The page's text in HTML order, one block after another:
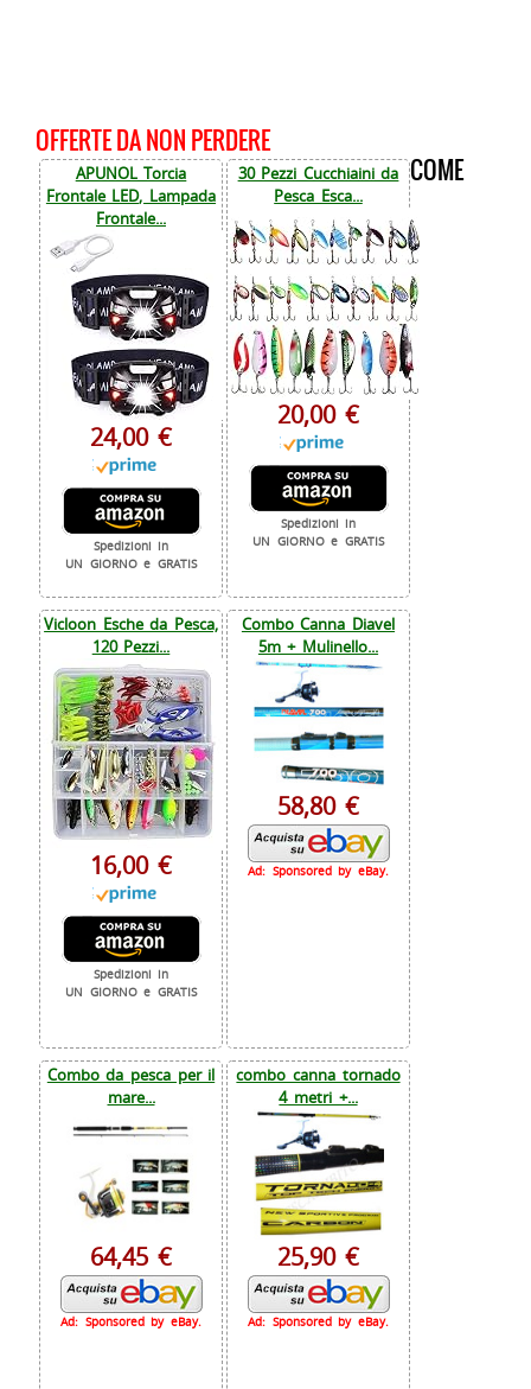
OFFERTE DA NON PERDERE
APUNOL Torcia
Frontale LED, Lampada
Frontale...
24,00 €
Spedizioni in
UN GIORNO e GRATIS
30 Pezzi Cucchiaini da
Pesca Esca...
20,00 €
Spedizioni in
UN GIORNO e GRATIS
Vicloon Esche da Pesca,
120 Pezzi...
16,00 €
Spedizioni in
UN GIORNO e GRATIS
Combo Canna Diavel
5m + Mulinello...
58,80 €
Ad: Sponsored by eBay.
Combo da pesca per il
mare...
64,45 €
Ad: Sponsored by eBay.
combo canna tornado
4 metri +...
25,90 €
Ad: Sponsored by eBay.
COME